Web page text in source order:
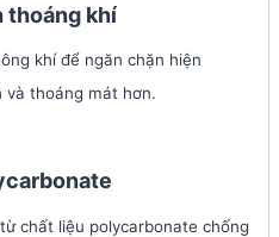
thoáng khí
khí để ngăn chặn hiện
và thoáng mát hơn.
chất liệu polycarbonate chống